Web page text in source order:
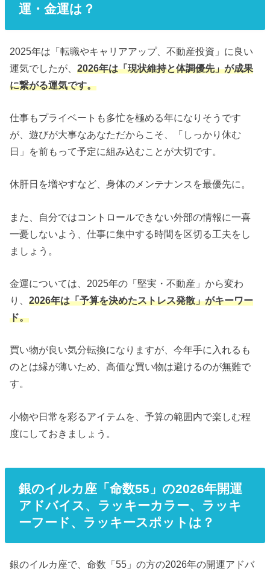
運・金運は？
2025年は「転職やキャリアアップ、不動産投資」に良い
運気でしたが、2026年は「現状維持と体調優先」が成果
に繋がる運気です。
仕事もプライベートも多忙を極める年になりそうです
が、遊びが大事なあなただからこそ、「しっかり休む
日」を前もって予定に組み込むことが大切です。
休肝日を増やすなど、身体のメンテナンスを最優先に。
また、自分ではコントロールできない外部の情報に一喜
一憂しないよう、仕事に集中する時間を区切る工夫をし
ましょう。
金運については、2025年の「堅実・不動産」から変わ
り、2026年は「予算を決めたストレス発散」がキーワー
ド。
買い物が良い気分転換になりますが、今年手に入れるも
のとは縁が薄いため、高価な買い物は避けるのが無難で
す。
小物や日常を彩るアイテムを、予算の範囲内で楽しむ程
度にしておきましょう。
銀のイルカ座「命数55」の2026年開運
アドバイス、ラッキーカラー、ラッキ
ーフード、ラッキースポットは？
銀のイルカ座で、命数「55」の方の2026年の開運アドバ